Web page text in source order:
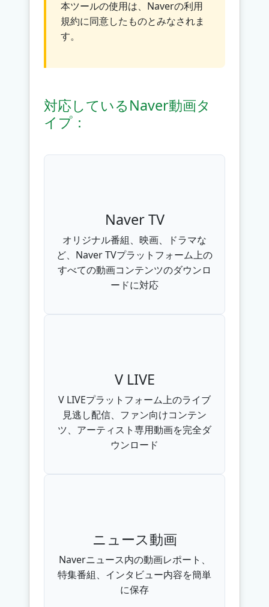
本ツールの使用は、Naverの利用
規約に同意したものとみなされま
す。
対応しているNaver動画タ
イプ：
Naver TV
オリジナル番組、映画、ドラマな
ど、Naver TVプラットフォーム上の
すべての動画コンテンツのダウンロ
ードに対応
V LIVE
V LIVEプラットフォーム上のライブ
見逃し配信、ファン向けコンテン
ツ、アーティスト専用動画を完全ダ
ウンロード
ニュース動画
Naverニュース内の動画レポート、
特集番組、インタビュー内容を簡単
に保存